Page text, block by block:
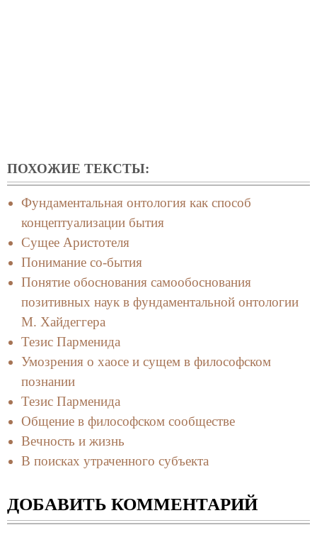
ПОХОЖИЕ ТЕКСТЫ:
Фундаментальная онтология как способ
концептуализации бытия
Сущее Аристотеля
Понимание со-бытия
Понятие обоснования самообоснования
позитивных наук в фундаментальной онтологии
М. Хайдеггера
Тезис Парменида
Умозрения о хаосе и сущем в философском
познании
Тезис Парменида
Общение в философском сообществе
Вечность и жизнь
В поисках утраченного субъекта
ДОБАВИТЬ КОММЕНТАРИЙ